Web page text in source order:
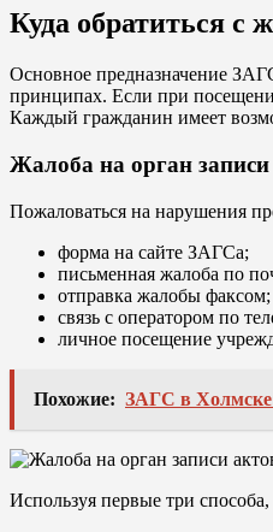
Куда обратиться с
Основное предназначение
принципах. Если при
Каждый гражданин имеет
Жалоба на орган записи
Пожаловаться на нарушения
форма на сайте ЗАГСа;
письменная жалоба по
отправка жалобы факсом;
связь с оператором по
личное посещение
Похожие: ЗАГС в
Используя первые три